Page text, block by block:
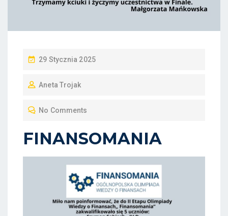
P
S
O
N
29 Stycznia 2025
Aneta Trojak
No Comments
FINANSOMANIA